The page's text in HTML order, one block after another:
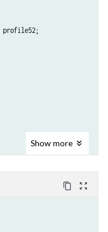
Show more
content_copy zoom_out_map